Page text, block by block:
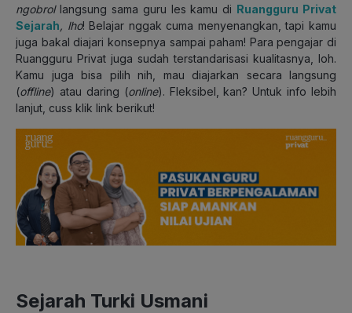
ngobrol langsung sama guru les kamu di Ruangguru Privat
Sejarah, lho! Belajar nggak cuma menyenangkan, tapi kamu
juga bakal diajari konsepnya sampai paham! Para pengajar di
Ruangguru Privat juga sudah terstandarisasi kualitasnya, loh.
Kamu juga bisa pilih nih, mau diajarkan secara langsung
(offline) atau daring (online). Fleksibel, kan? Untuk info lebih
lanjut, cuss klik link berikut!
Sejarah Turki Usmani